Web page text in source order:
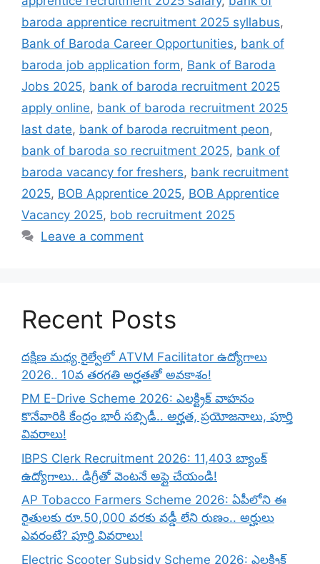
baroda apprentice recruitment 2025 syllabus,
Bank of Baroda Career Opportunities, bank of
baroda job application form, Bank of Baroda
Jobs 2025, bank of baroda recruitment 2025
apply online, bank of baroda recruitment 2025
last date, bank of baroda recruitment peon,
bank of baroda so recruitment 2025, bank of
baroda vacancy for freshers, bank recruitment
2025, BOB Apprentice 2025, BOB Apprentice
Vacancy 2025, bob recruitment 2025
Leave a comment
Recent Posts
దక్షిణ మధ్య రైల్వేలో ATVM Facilitator ఉద్యోగాలు
2026.. 10వ తరగతి అర్హతతో అవకాశం!
PM E-Drive Scheme 2026: ఎలక్ట్రిక్ వాహనం
కొనేవారికి కేంద్రం భారీ సబ్సిడీ.. అర్హత, ప్రయోజనాలు, పూర్తి
వివరాలు!
IBPS Clerk Recruitment 2026: 11,403 బ్యాంక్
ఉద్యోగాలు.. డిగ్రీతో వెంటనే అప్లై చేయండి!
AP Tobacco Farmers Scheme 2026: ఏపీలోని ఈ
రైతులకు రూ.50,000 వరకు వడ్డీ లేని రుణం.. అర్హులు
ఎవరంటే? పూర్తి వివరాలు!
Electric Scooter Subsidy Scheme 2026: ఎలక్ట్రిక్